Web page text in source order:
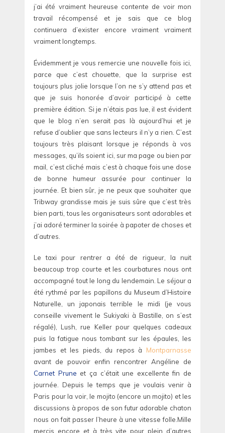
j’ai été vraiment heureuse contente de voir mon
travail récompensé et je sais que ce blog
continuera d’exister encore vraiment vraiment
vraiment longtemps.
Évidemment je vous remercie une nouvelle fois ici,
parce que c’est chouette, que la surprise est
toujours plus jolie lorsque l’on ne s’y attend pas et
que je suis honorée d’avoir participé à cette
première édition. Si je n’étais pas lue, il est évident
que le blog n’en serait pas là aujourd’hui et je
refuse d’oublier que sans lecteurs il n’y a rien. C’est
toujours très plaisant lorsque je réponds à vos
messages, qu’ils soient ici, sur ma page ou bien par
mail, c’est cliché mais c’est à chaque fois une dose
de bonne humeur assurée pour continuer la
journée. Et bien sûr, je ne peux que souhaiter que
Tribway grandisse mais je suis sûre que c’est très
bien parti, tous les organisateurs sont adorables et
j’ai adoré terminer la soirée à papoter de choses et
d’autres.
Le taxi pour rentrer a été de rigueur, la nuit
beaucoup trop courte et les courbatures nous ont
accompagné tout le long du lendemain. Le séjour a
été rythmé par les papillons du Museum d’Histoire
Naturelle, un japonais terrible le midi (je vous
conseille vivement le Sukiyaki à Bastille, on s’est
régalé), Lush, rue Keller pour quelques cadeaux
puis la fatigue nous tombant sur les épaules, les
jambes et les pieds, du repos à Montparnasse
avant de pouvoir enfin rencontrer Angéline de
Carnet Prune et ça c’était une excellente fin de
journée. Depuis le temps que je voulais venir à
Paris pour la voir, le mojito (encore un mojito) et les
discussions à propos de son futur adorable chaton
nous on fait passer l’heure à une vitesse folle.Mille
mercis encore et à très vite pour plein d’autres